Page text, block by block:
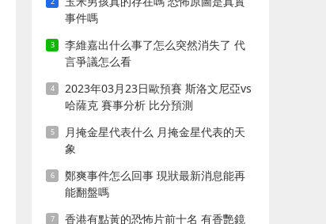
事件嗎
李維嘉出什么事了怎么突然消失了 代
言爭議怎么看
2023年03月23日歐預賽 斯洛文尼亞vs
哈薩克 賽事分析 比分預測
月掩金星代表什么 月掩金星代表的天
象
鄭爽事件怎么回事 現狀最新消息能再
能翻盤嗎
香港有點黃的恐怖片前十名 有香艷鏡